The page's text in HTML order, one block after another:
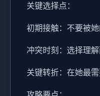
关键选择点：
初期接触：不要被
冲突时刻：选择理
关键转折：在她最